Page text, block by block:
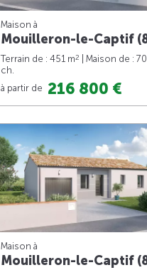
Maison à
Mouilleron-le-Captif
Terrain de : 451 m2 | Maison de :
ch.
à partir de 216 800 €
Maison à
Mouilleron-le-Captif